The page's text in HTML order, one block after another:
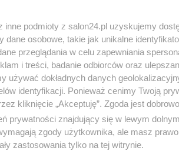
Gospodarka
Biznes
Pieniądze
Centralny Port Komunikacyjny
inne podmioty z salon24.pl uzyskujemy
osobowe, takie jak unikalne
przeglądania w celu zapewniania
i treści, badanie odbiorców oraz
używać dokładnych danych
identyfikacji. Ponieważ cenimy Twoją
kliknięcie „Akceptuję”. Zgoda jest
prywatności znajdujący się w lewym
zgody użytkownika, ale masz
zastosowania tylko na tej witrynie.